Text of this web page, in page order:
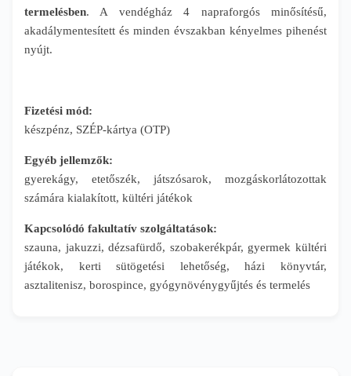
termelésben. A vendégház 4 napraforgós minősítésű,
akadálymentesített és minden évszakban kényelmes pihenést
nyújt.
Fizetési mód:
készpénz, SZÉP-kártya (OTP)
Egyéb jellemzők:
gyerekágy, etetőszék, játszósarok, mozgáskorlátozottak
számára kialakított, kültéri játékok
Kapcsolódó fakultatív szolgáltatások:
szauna, jakuzzi, dézsafürdő, szobakerékpár, gyermek kültéri
játékok, kerti sütögetési lehetőség, házi könyvtár,
asztalitenisz, borospince, gyógynövénygyűjtés és termelés